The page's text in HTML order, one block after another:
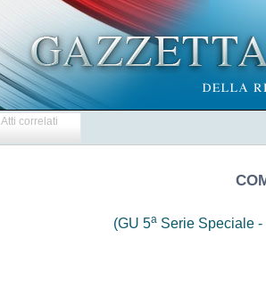
Atti correlati
(GU 5a Serie Speciale